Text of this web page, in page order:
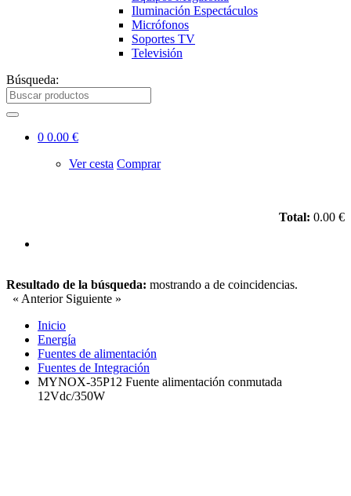
Iluminación Espectáculos
Micrófonos
Soportes TV
Televisión
Búsqueda:
0 0.00 €
Ver cesta Comprar
Total: 0.00 €
Resultado de la búsqueda: mostrando a de coincidencias.
« Anterior Siguiente »
Inicio
Energía
Fuentes de alimentación
Fuentes de Integración
MYNOX-35P12 Fuente alimentación conmutada
12Vdc/350W